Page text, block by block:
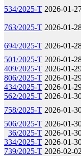
534/2025-T 2026-01-
763/2025-T 2026-01-
694/2025-T 2026-01-
501/2025-T 2026-01-
409/2025-T 2026-01-
806/2025-T 2026-01-
434/2025-T 2026-01-
562/2025-T 2026-01-
758/2025-T 2026-01-
506/2025-T 2026-01-
36/2025-T 2026-01-
334/2025-T 2026-01-
739/2025-T 2026-02-02